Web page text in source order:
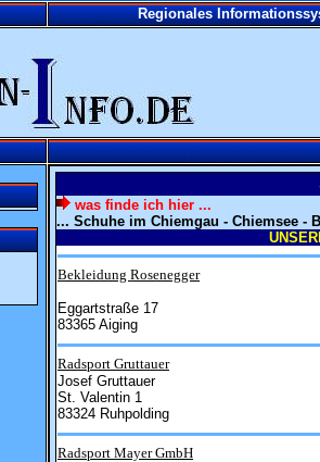
Regionales
was finde ich hier ...
... Schuhe im Chiemgau - Chiemsee -
Bekleidung Rosenegger
Eggartstraße 17
83365 Aiging
Radsport Gruttauer
Josef Gruttauer
St. Valentin 1
83324 Ruhpolding
Radsport Mayer GmbH